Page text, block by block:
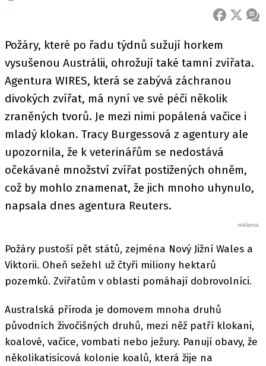
FACEBOOK
X
Požáry, které po řadu týdnů sužují horkem
vysušenou Austrálii, ohrožují také tamní zvířata.
Agentura WIRES, která se zabývá záchranou
divokých zvířat, má nyní ve své péči několik
zraněných tvorů. Je mezi nimi popálená vačice i
mladý klokan. Tracy Burgessová z agentury ale
upozornila, že k veterinářům se nedostává
očekávané množství zvířat postižených ohněm,
což by mohlo znamenat, že jich mnoho uhynulo,
napsala dnes agentura Reuters.
Požáry pustoší pět států, zejména Nový Jižní Wales a
Viktorii. Oheň sežehl už čtyři miliony hektarů
pozemků. Zvířatům v oblasti pomáhají dobrovolníci.
Australská příroda je domovem mnoha druhů
původních živočišných druhů, mezi něž patří klokani,
koalové, vačice, vombati nebo ježury. Panují obavy, že
několikatisícová kolonie koalů, která žije na